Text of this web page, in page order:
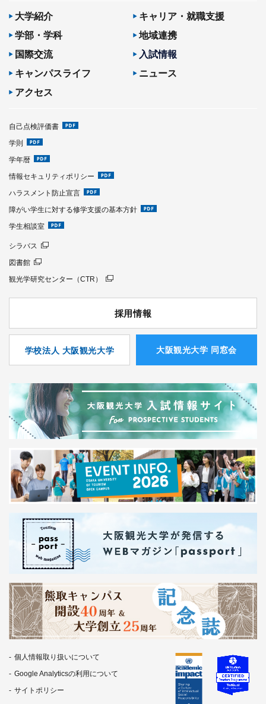
大学紹介
キャリア・就職支援
学部・学科
地域連携
国際交流
入試情報
キャンパスライフ
ニュース
アクセス
自己点検評価書
学則
学年暦
情報セキュリティポリシー
ハラスメント防止宣言
障がい学生に対する修学支援の基本方針
学生相談室
シラバス
図書館
観光学研究センター（CTR）
採用情報
学校法人 大阪観光大学 ⼤阪観光⼤学 同窓会
個人情報取り扱いについて
Google Analyticsの利用について
サイトポリシー